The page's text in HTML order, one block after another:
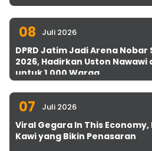
08 Juli 2026
DPRD Jatim Jadi Arena
2026, Hadirkan Uston Nawawi
untuk 1.000 Warga
07 Juli 2026
Viral Gegara In This
Kawi yang Bikin Penasaran